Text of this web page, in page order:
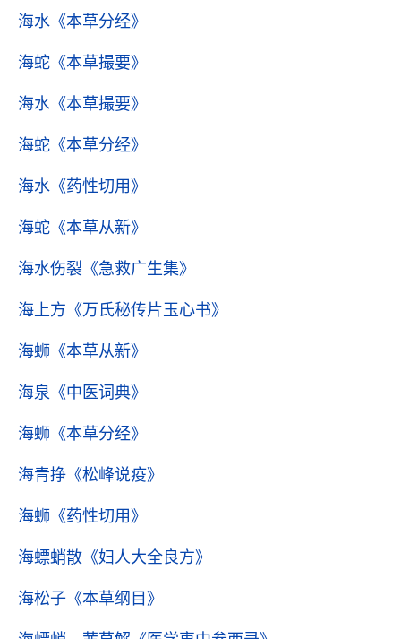
海水 《本草分经》
海蛇 《本草撮要》
海水 《本草撮要》
海蛇 《本草分经》
海水 《药性切用》
海蛇 《本草从新》
海水伤裂 《急救广生集》
海上方 《万氏秘传片玉心书》
海蛳 《本草从新》
海泉 《中医词典》
海蛳 《本草分经》
海青挣 《松峰说疫》
海蛳 《药性切用》
海螵蛸散 《妇人大全良方》
海松子 《本草纲目》